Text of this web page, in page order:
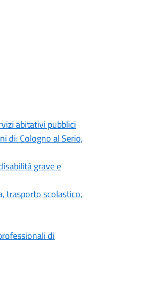
abitativi pubblici
di: Cologno al Serio,
grave e
trasporto scolastico,
di